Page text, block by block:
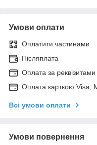
Умови оплати
Оплатити частинами
Післяплата
Оплата за реквізитами
Оплата карткою Visa,
Всі умови оплати
Умови повернення